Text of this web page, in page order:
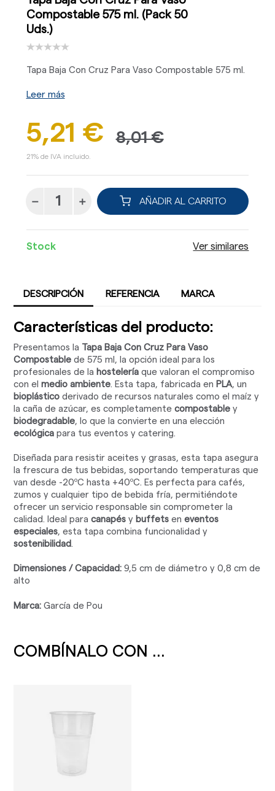
Compostable 575 ml. (Pack 50
Uds.)
Tapa Baja Con Cruz Para Vaso Compostable 575 ml.
Leer más
5,21 € 8,01 €
21% de IVA incluido.
AÑADIR AL CARRITO
Stock Ver similares
DESCRIPCIÓN REFERENCIA MARCA
Características del producto:
Presentamos la Tapa Baja Con Cruz Para Vaso
Compostable de 575 ml, la opción ideal para los
profesionales de la hostelería que valoran el compromiso
con elmedio ambiente. Esta tapa, fabricada en PLA, un
bioplástico derivado de recursos naturales como el maíz y
la caña de azúcar, es completamentecompostable y
biodegradable, lo que la convierte en una elección
ecológica para tus eventos y catering.
Diseñada para resistir aceites y grasas, esta tapa asegura
la frescura de tus bebidas, soportando temperaturas que
van desde -20ºC hasta +40ºC. Es perfecta para cafés,
zumos y cualquier tipo de bebida fría, permitiéndote
ofrecer un servicio responsable sin comprometer la
calidad. Ideal paracanapés y buffets eneventos
especiales, esta tapa combina funcionalidad y
sostenibilidad .
Dimensiones / Capacidad: 9,5 cm de diámetro y 0,8 cm de
alto
Marca: García de Pou
COMBÍNALO CON ...